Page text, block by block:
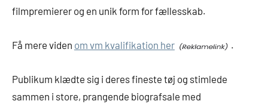
filmpremierer og en unik form for fællesskab.
Få mere viden om vm kvalifikation her .
Publikum klædte sig i deres fineste tøj og stimlede
sammen i store, prangende biografsale med